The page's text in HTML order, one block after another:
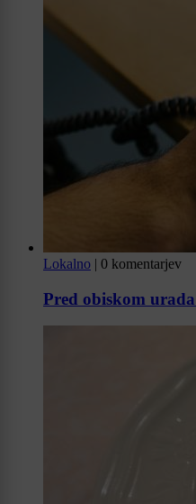
Lokalno | 0 komentarjev
Pred obiskom